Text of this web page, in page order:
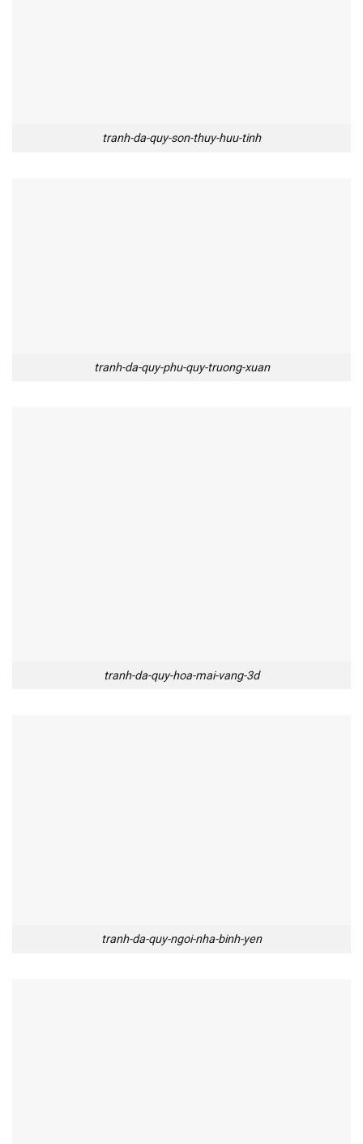
tranh-da-quy-son-thuy-huu-tinh
tranh-da-quy-phu-quy-truong-xuan
tranh-da-quy-hoa-mai-vang-3d
tranh-da-quy-ngoi-nha-binh-yen